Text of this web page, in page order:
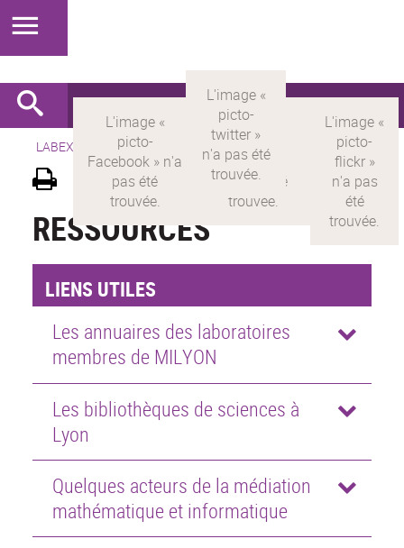
LABEX > LABEX MILYON Version française Ressources
RESSOURCES
LIENS UTILES
Les annuaires des laboratoires
membres de MILYON
Les bibliothèques de sciences à
Lyon
Quelques acteurs de la médiation
mathématique et informatique